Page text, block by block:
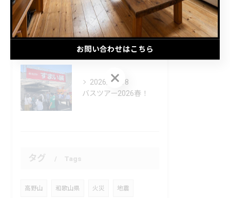
2026/06/03
LIXILショールーム
2026/05/18
バスツアー2026春！
タグ Tags
高野山 和歌山県 火災 地震
お問い合わせはこちら
お問い合わせはこちら